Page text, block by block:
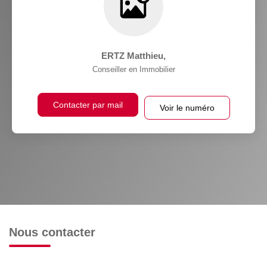
ERTZ Matthieu,
Conseiller en Immobilier
Contacter par mail Voir le numéro
Nous contacter